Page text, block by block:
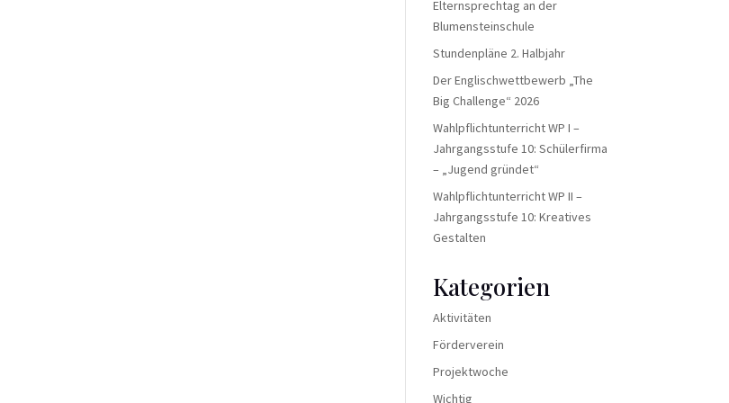
Elternsprechtag an der
Blumensteinschule
Stundenpläne 2. Halbjahr
Der Englischwettbewerb „The
Big Challenge“ 2026
Wahlpflichtunterricht WP I –
Jahrgangsstufe 10: Schülerfirma
– „Jugend gründet“
Wahlpflichtunterricht WP II –
Jahrgangsstufe 10: Kreatives
Gestalten
Kategorien
Aktivitäten
Förderverein
Projektwoche
Wichtig